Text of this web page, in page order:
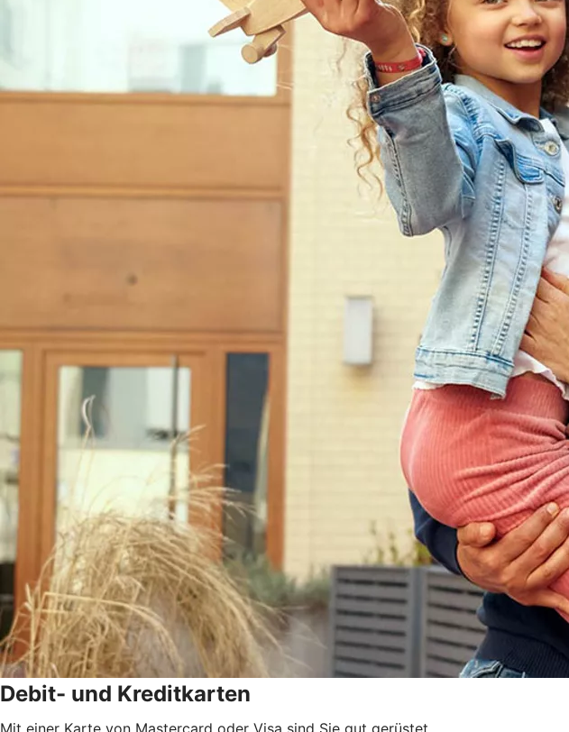
Debit- und Kreditkarten
Mit einer Karte von Mastercard oder Visa sind Sie gut gerüstet.